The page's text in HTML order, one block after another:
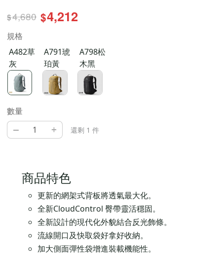
$4,680 $4,212
規格
A482草
灰
A791琥
珀黃
A798松
木黑
數量
– + 還剩 1 件
商品特色
更新的網架式背板將透氣最大化。
全新CloudControl 臀帶靈活穩固。
全新設計的現代化外貌結合反光飾條。
流線開口及快取袋好拿好收納。
加大側面彈性袋增進裝載機能性。